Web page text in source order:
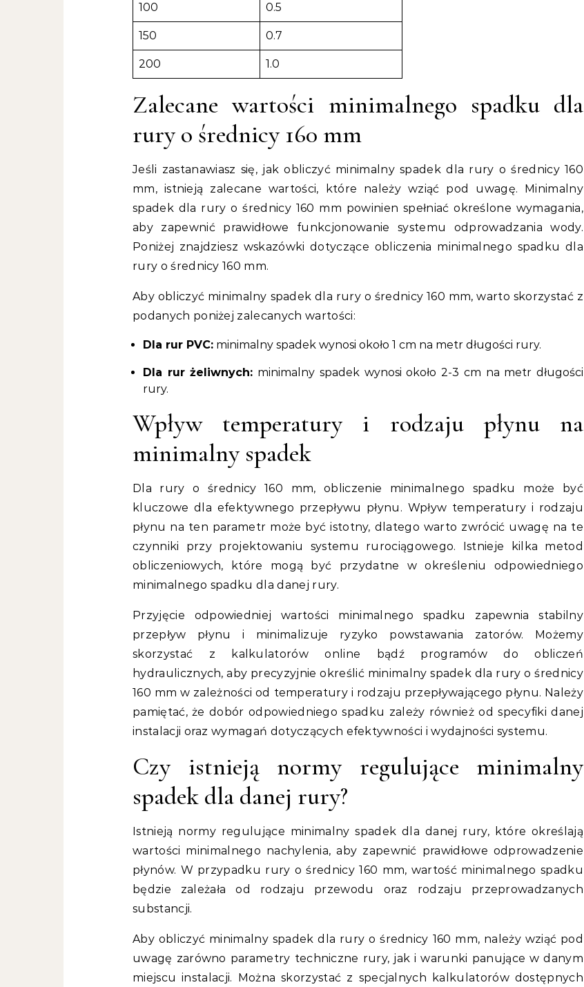
100 0.5
150 0.7
200 1.0
Zalecane wartości minimalnego spadku dla
rury o średnicy 160 mm
Jeśli zastanawiasz się, jak obliczyć minimalny spadek dla rury o średnicy 160
mm, istnieją zalecane wartości, które należy wziąć pod uwagę. Minimalny
spadek dla rury o średnicy 160 mm powinien spełniać określone wymagania,
aby zapewnić prawidłowe funkcjonowanie systemu odprowadzania wody.
Poniżej znajdziesz wskazówki dotyczące obliczenia minimalnego spadku dla
rury o średnicy 160 mm.
Aby obliczyć minimalny spadek dla rury o średnicy 160 mm, warto skorzystać z
podanych poniżej zalecanych wartości:
Dla rur PVC: minimalny spadek wynosi około 1 cm na metr długości rury.
Dla rur żeliwnych: minimalny spadek wynosi około 2-3 cm na metr długości
rury.
Wpływ temperatury i rodzaju płynu na
minimalny spadek
Dla rury o średnicy 160 mm, obliczenie minimalnego spadku może być
kluczowe dla efektywnego przepływu płynu. Wpływ temperatury i rodzaju
płynu na ten parametr może być istotny, dlatego warto zwrócić uwagę na te
czynniki przy projektowaniu systemu rurociągowego. Istnieje kilka metod
obliczeniowych, które mogą być przydatne w określeniu odpowiedniego
minimalnego spadku dla danej rury.
Przyjęcie odpowiedniej wartości minimalnego spadku zapewnia stabilny
przepływ płynu i minimalizuje ryzyko powstawania zatorów. Możemy
skorzystać z kalkulatorów online bądź programów do obliczeń
hydraulicznych, aby precyzyjnie określić minimalny spadek dla rury o średnicy
160 mm w zależności od temperatury i rodzaju przepływającego płynu. Należy
pamiętać, że dobór odpowiedniego spadku zależy również od specyfiki danej
instalacji oraz wymagań dotyczących efektywności i wydajności systemu.
Czy istnieją normy regulujące minimalny
spadek dla danej rury?
Istnieją normy regulujące minimalny spadek dla danej rury, które określają
wartości minimalnego nachylenia, aby zapewnić prawidłowe odprowadzenie
płynów. W przypadku rury o średnicy 160 mm, wartość minimalnego spadku
będzie zależała od rodzaju przewodu oraz rodzaju przeprowadzanych
substancji.
Aby obliczyć minimalny spadek dla rury o średnicy 160 mm, należy wziąć pod
uwagę zarówno parametry techniczne rury, jak i warunki panujące w danym
miejscu instalacji. Można skorzystać z specjalnych kalkulatorów dostępnych